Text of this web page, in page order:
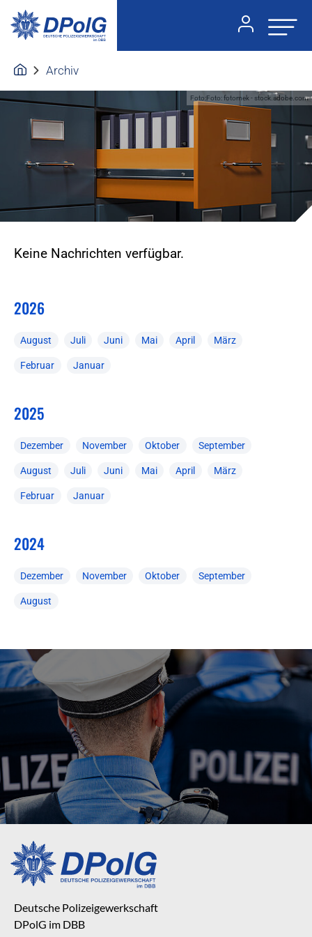
Archiv
Foto:Foto: fotomek - stock.adobe.com
Keine Nachrichten verfügbar.
2026
August Juli Juni Mai April März
Februar Januar
2025
Dezember November Oktober September
August Juli Juni Mai April März
Februar Januar
2024
Dezember November Oktober September
August
Deutsche Polizeigewerkschaft
DPolG im DBB